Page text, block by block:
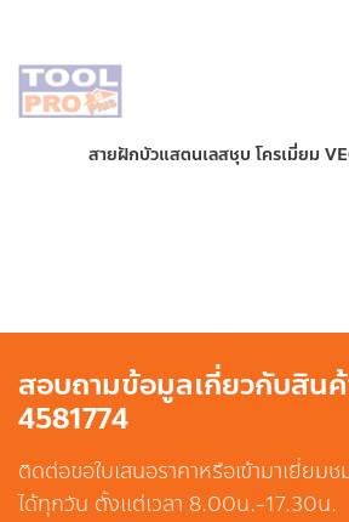
สายฝักบัวแสตนเลสชุบ โครเมี่ยม
สอบถามข้อมูลเกี่ยวกับสิน
4581774
ติดต่อขอใบเสนอราคาหรือเข้ามาเยี่ยม
ได้ทุกวัน ตั้งแต่เวลา 8.00น.-17.30น.